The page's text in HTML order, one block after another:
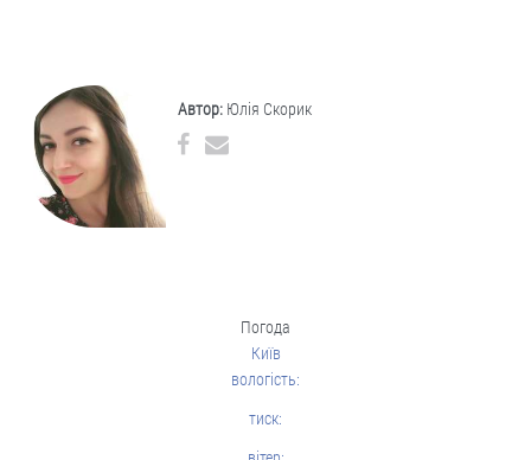
Автор: Юлія Скорик
Погода
Київ
вологість:
тиск: